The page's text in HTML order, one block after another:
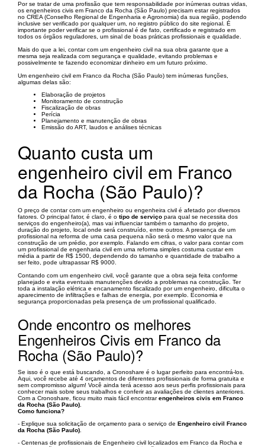
Por se tratar de uma profissão que tem responsabilidade por inúmeras outras vidas,
os engenheiros civis em Franco da Rocha (São Paulo) precisam estar registrados
no CREA (Conselho Regional de Engenharia e Agronomia) da sua região, podendo
inclusive ser verificado por qualquer um, no registro público do site regional. É
importante poder verificar se o profissional é de fato, certificado e registrado em
todos os órgãos reguladores, um sinal de boas práticas profissionais e qualidade.
Mais do que a lei, contar com um engenheiro civil na sua obra garante que a
mesma seja realizada com segurança e qualidade, evitando problemas e
possivelmente te fazendo economizar dinheiro em um futuro próximo.
Um engenheiro civil em Franco da Rocha (São Paulo) tem inúmeras funções,
algumas delas são:
Elaboração de projetos
Monitoramento de construção
Fiscalização de obras
Perícia
Planejamento e manutenção de obras
Emissão do ART, laudos e análises técnicas
Quanto custa um
engenheiro civil em Franco
da Rocha (São Paulo)?
O preço de contar com um engenheiro ou engenheira civil é afetado por diversos
fatores. O principal fator, é claro, é o tipo de serviço para qual se necessita dos
serviços do engenheiro(a), mas vai influenciar também o tamanho do projeto,
duração do projeto, local onde será construído, entre outros. A presença de um
profissional na reforma de uma casa pequena não será o mesmo valor que na
construção de um prédio, por exemplo. Falando em cifras, o valor para contar com
um profissional de engenharia civil em uma reforma simples costuma custar em
média a partir de R$ 1500, dependendo do tamanho e quantidade de trabalho a
ser feito, pode ultrapassar R$ 9000.
Contando com um engenheiro civil, você garante que a obra seja feita conforme
planejado e evita eventuais manutenções devido a problemas na construção. Ter
toda a instalação elétrica e encanamento fiscalizado por um engenheiro, dificulta o
aparecimento de infiltrações e falhas de energia, por exemplo. Economia e
segurança proporcionadas pela presença de um profissional qualificado.
Onde encontro os melhores
Engenheiros Civis em Franco da
Rocha (São Paulo)?
Se isso é o que está buscando, a Cronoshare é o lugar perfeito para encontrá-los.
Aqui, você recebe até 4 orçamentos de diferentes profissionais de forma gratuita e
sem compromisso algum! Você ainda terá acesso aos seus perfis profissionais para
conhecer mais sobre seus trabalhos e conferir as avaliações de clientes anteriores.
Com a Cronoshare, ficou muito mais fácil encontrarengenheiros civis em Franco
da Rocha (São Paulo)
Como funciona?
- Explique sua solicitação de orçamento para o serviço de Engenheiro civil Franco
da Rocha (São Paulo)
- Centenas de profissionais de Engenheiro civil localizados em Franco da Rocha e